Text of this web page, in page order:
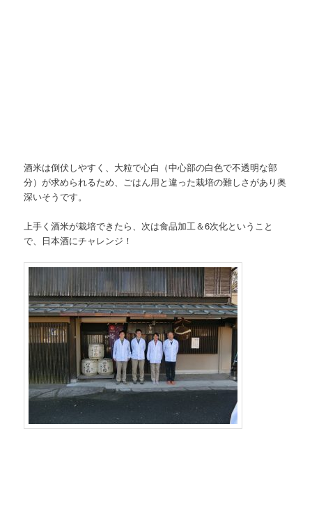
酒米は倒伏しやすく、大粒で心白（中心部の白色で不透明な部
分）が求められるため、ごはん用と違った栽培の難しさがあり奥
深いそうです。
上手く酒米が栽培できたら、次は食品加工＆6次化ということ
で、日本酒にチャレンジ！